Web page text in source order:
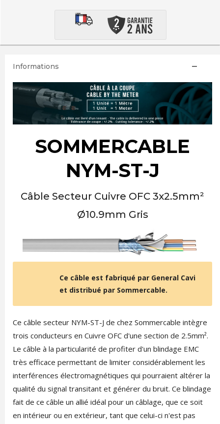
Informations
SOMMERCABLE
NYM-ST-J
Câble Secteur Cuivre OFC 3x2.5mm²
Ø10.9mm Gris
Ce câble est fabriqué par General Cavi
et distribué par Sommercable.
Ce câble secteur NYM-ST-J de chez Sommercable intègre
trois conducteurs en Cuivre OFC d'une section de 2.5mm².
Le câble à la particularité de profiter d'un blindage EMC
très efficace permettant de limiter considérablement les
interférences électromagnétiques qui pourraient altérer la
qualité du signal transitant et générer du bruit. Ce blindage
fait de ce câble un allié idéal pour un câblage, que ce soit
en intérieur ou en extérieur, tant que celui-ci n'est pas